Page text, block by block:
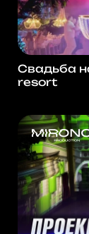
Свадьба
resort